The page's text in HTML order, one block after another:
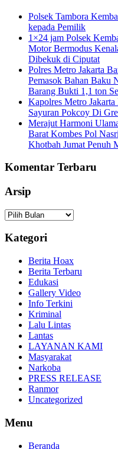
Polsek Tambora
kepada Pemilik
1×24 jam Polsek
Motor Bermodus
Dibekuk di Ciputat
Polres Metro Jakarta
Pemasok Bahan Baku
Barang Bukti 1,1 ton
Kapolres Metro Jakarta
Sayuran Pokcoy Di
Merajut Harmoni
Barat Kombes Pol
Khotbah Jumat Penuh
Komentar Terbaru
Arsip
Arsip
Kategori
Berita Hoax
Berita Terbaru
Edukasi
Gallery Video
Info Terkini
Kriminal
Lalu Lintas
Lantas
LAYANAN KAMI
Masyarakat
Narkoba
PRESS RELEASE
Ranmor
Uncategorized
Menu
Beranda